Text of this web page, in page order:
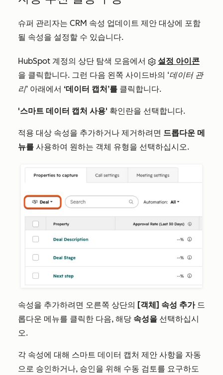
슈퍼 관리자는 CRM 속성 업데이트 제안 대상에 포함
될 속성을 설정할 수 있습니다.
HubSpot 계정의 상단 탐색 모음에서
설정 아이콘
을 클릭합니다. 그런 다음 왼쪽 사이드바의 ‘데이터 관
리’ 아래에서 ‘데이터 캡처’를 클릭합니다.
'스마트 데이터 캡처 사용' 확인란을 선택합니다.
적용 대상 속성을 추가하거나 제거하려면 드롭다운 메
뉴를 사용하여 원하는 객체 유형을 선택하십시오.
속성을 추가하려면 오른쪽 상단의 [객체] 속성 추가드
롭다운 메뉴를 클릭한 다음, 해당 속성을 선택하십시
오.
각 속성에 대해 스마트 데이터 캡처 제안 사항을 자동
으로 승인하거나, 승인을 위해 수동 검토를 요구하도